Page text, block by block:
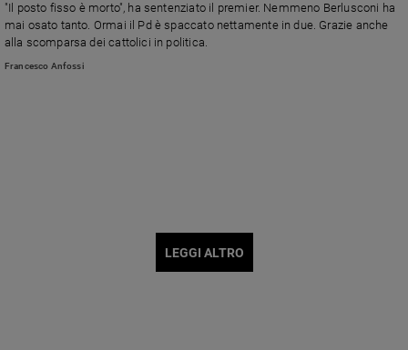
"Il posto fisso è morto", ha sentenziato il premier. Nemmeno Berlusconi ha
mai osato tanto. Ormai il Pd è spaccato nettamente in due. Grazie anche
alla scomparsa dei cattolici in politica.
Francesco Anfossi
LEGGI ALTRO